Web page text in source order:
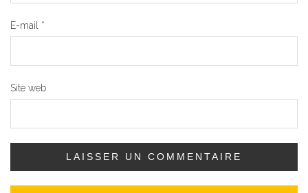
E-mail *
Site web